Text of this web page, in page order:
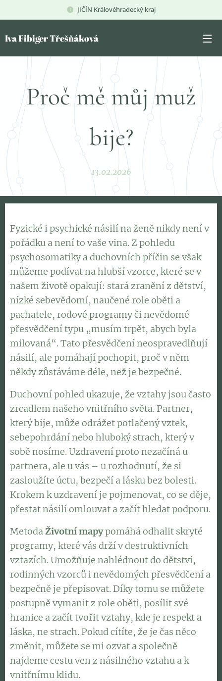
JIČÍN Královéhradecký kraj
Iva Fibiger Třešňáková
Proč mě můj muž
bije?
13.02.2026
Fyzické i psychické násilí na ženě nikdy není v
pořádku a není to vaše vina. Z pohledu
psychosomatiky a duchovních příčin se však
můžeme podívat na hlubší vzorce, které se v
našem životě opakují: stará zranění z dětství,
nízké sebevědomí, naučené role oběti a
pachatele, rodové programy či nevědomé
přesvědčení typu „musím trpět, abych byla
milovaná“. Tato přesvědčení neospravedlňují
násilí, ale pomáhají pochopit, proč v něm
někdy zůstáváme déle, než je bezpečné.
Duchovní pohled ukazuje, že vztahy jsou často
zrcadlem našeho vnitřního světa. Partner,
který bije, může odrážet potlačený vztek,
sebepohrdání nebo hluboký strach, který v
sobě nosíme. Uzdravení proto nezačíná u
partnera, ale u vás – u rozhodnutí, že si
zasloužíte úctu, bezpečí a lásku bez bolesti.
Krokem k uzdravení je pojmenovat, co se děje,
přestat násilí omlouvat a začít hledat podporu.
MetodaŽivotní mapypomáhá odhalit skryté
programy, které vás drží v destruktivních
vztazích. Umožňuje nahlédnout do dětství,
rodinných vzorců i nevědomých přesvědčení a
bezpečně je přepisovat. Díky tomu se můžete
postupně vymanit z role oběti, posílit své
hranice a začít tvořit vztahy, kde je respekt a
láska, ne strach. Pokud cítíte, že je čas něco
změnit, můžete se mi ozvat a společně
najdeme cestu ven z násilného vztahu a k
vnitřnímu klidu.